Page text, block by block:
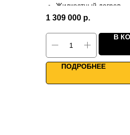
Жидкостный догрев
2 ступени рекуперации
Каркасно-панельная
Для больших объектов
Умное управление
1 309 000 р.
В
ПОДРОБНЕЕ